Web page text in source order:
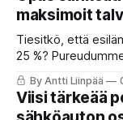
maksimoit
Tiesitkö, että
25 %?
toimintamatkan ja
vältät talven
esilämmityksellä.
By Antti Liinpää
Viisi tärkeää